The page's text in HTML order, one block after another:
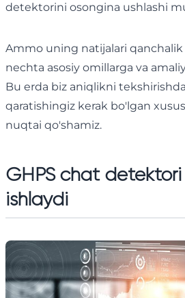
detektorini osongina ushlashi
Ammo uning natijalari
nechta asosiy omillarga va
Bu erda biz aniqlikni
qaratishingiz kerak bo'lgan
nuqtai qo'shamiz.
GHPS chat
ishlaydi